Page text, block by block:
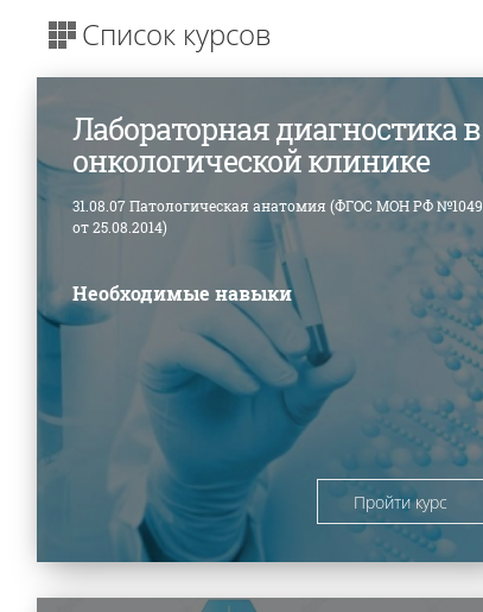
Список курсов
Лабораторная диагностика в
онкологической клинике
31.08.07 Патологическая анатомия (ФГОС МОН РФ №1049
от 25.08.2014)
Необходимые навыки
Пройти курс